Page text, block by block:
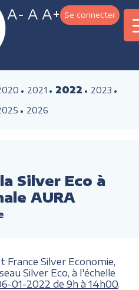
A- A A+ Se connecter
2021 2022
2023
2026
Silver Eco à
AURA
France Silver Economie,
Silver Eco, à l'échelle
01-2022 de 9h à 14h00